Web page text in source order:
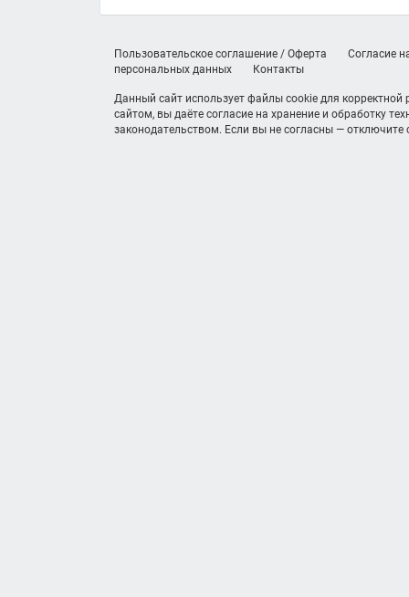
Пользовательское соглашение / Оферта
Согласие
персональных данных
Контакты
Данный сайт использует файлы cookie для
сайтом, вы даёте согласие на хранение и обработку
законодательством. Если вы не согласны — отключите